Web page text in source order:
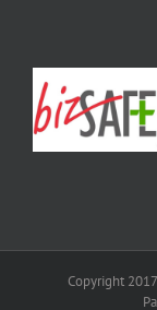
Copyright